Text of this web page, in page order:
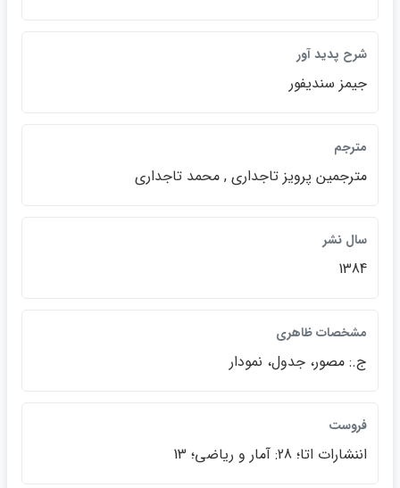
شرح پديد آور
جيمز سنديفور
مترجم
مترجمين پرويز تاجداري , محمد تاجداري
سال نشر
1384
مشخصات ظاهري
ج.: مصور، جدول، نمودار
فروست
اننشارات اتا؛ 28: آمار و رياضي؛ 13